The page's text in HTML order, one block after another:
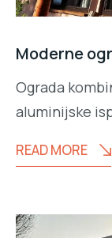
Moderne
Ograda
aluminijske
READ MORE